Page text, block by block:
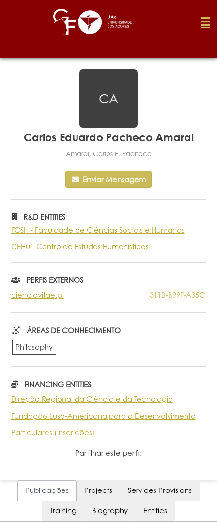
Foundation
Research
Portal do Investigador
CA
Carlos Eduardo Pacheco Amaral
Amaral, Carlos E. Pacheco
Enviar Mensagem
R&D ENTITIES
FCSH - Faculdade de Ciências Sociais e Humanas
CEHu - Centro de Estudos Humanísticos
PERFIS EXTERNOS
cienciavitae.pt
311B-B99F-A35C
ÁREAS DE CONHECIMENTO
Philosophy
FINANCING ENTITIES
Direção Regional da Ciência e da Tecnologia
Fundação Luso-Americana para o Desenvolvimento
Particulares (inscrições)
Partilhar este perfil:
Publicações Projects Services Provisions
Training Biography Entities